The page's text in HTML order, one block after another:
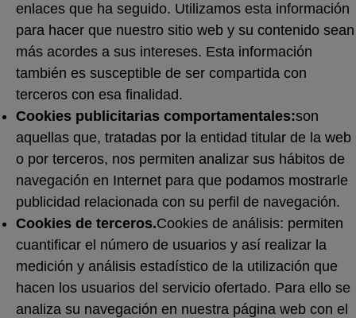
enlaces que ha seguido. Utilizamos esta información
para hacer que nuestro sitio web y su contenido sean
más acordes a sus intereses. Esta información
también es susceptible de ser compartida con
terceros con esa finalidad.
Cookies publicitarias comportamentales:son
aquellas que, tratadas por la entidad titular de la web
o por terceros, nos permiten analizar sus hábitos de
navegación en Internet para que podamos mostrarle
publicidad relacionada con su perfil de navegación.
Cookies de terceros.Cookies de análisis: permiten
cuantificar el número de usuarios y así realizar la
medición y análisis estadístico de la utilización que
hacen los usuarios del servicio ofertado. Para ello se
analiza su navegación en nuestra página web con el